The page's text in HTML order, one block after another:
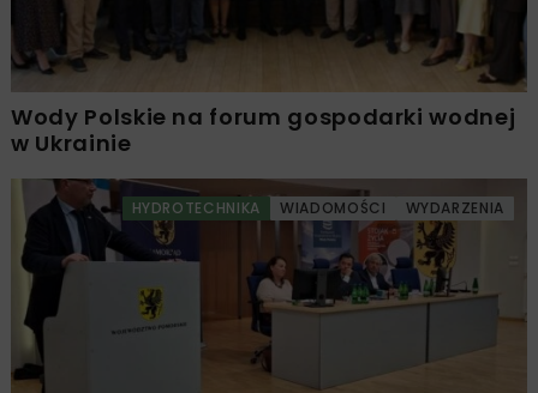
Wody Polskie na forum gospodarki wodnej
w Ukrainie
HYDROTECHNIKA WIADOMOŚCI WYDARZENIA